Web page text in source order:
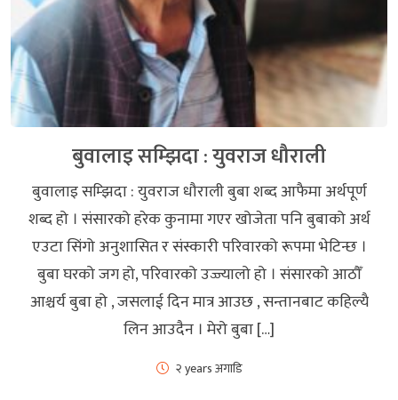
बुवालाइ सम्झिदा : युवराज धौराली
बुवालाइ सम्झिदा : युवराज धौराली बुबा शब्द आफैमा अर्थपूर्ण
शब्द हो । संसारको हरेक कुनामा गएर खोजेता पनि बुबाको अर्थ
एउटा सिंगो अनुशासित र संस्कारी परिवारको रूपमा भेटिन्छ ।
बुबा घरको जग हो, परिवारको उज्ज्यालो हो । संसारको आठौँ
आश्चर्य बुबा हो , जसलाई दिन मात्र आउछ , सन्तानबाट कहिल्यै
लिन आउदैन । मेरो बुबा […]
२ years अगाडि